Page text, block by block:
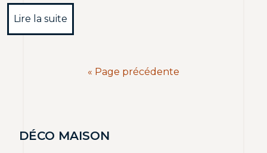
Lire la suite
« Page précédente
DÉCO MAISON